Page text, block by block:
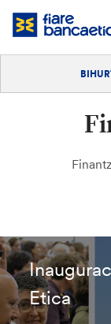
Pasatu
edukia
Bihurtu bezero
Etica